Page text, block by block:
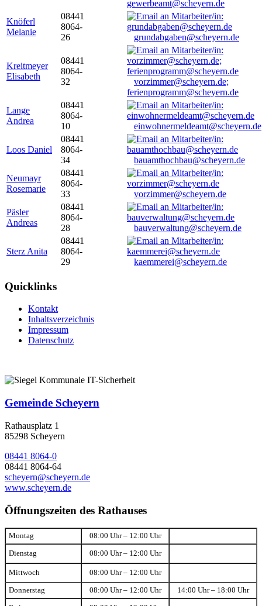
gewerbeamt@scheyern.de
Knöferl
Melanie
08441
8064-
26
grundabgaben@scheyern.de
Kreitmeyer
Elisabeth
08441
8064-
32
vorzimmer@scheyern.de;
ferienprogramm@scheyern.de
Lange
Andrea
08441
8064-
10
einwohnermeldeamt@scheyern.de
Loos Daniel
08441
8064-
34
bauamthochbau@scheyern.de
Neumayr
Rosemarie
08441
8064-
33
vorzimmer@scheyern.de
Päsler
Andreas
08441
8064-
28
bauverwaltung@scheyern.de
Sterz Anita
08441
8064-
29
kaemmerei@scheyern.de
Quicklinks
Kontakt
Inhaltsverzeichnis
Impressum
Datenschutz
Gemeinde Scheyern
Rathausplatz 1
85298 Scheyern
08441 8064-0
08441 8064-64
scheyern@scheyern.de
www.scheyern.de
Öffnungszeiten des Rathauses
Montag 08:00 Uhr – 12:00 Uhr
Dienstag 08:00 Uhr – 12:00 Uhr
Mittwoch 08:00 Uhr – 12:00 Uhr
Donnerstag 08:00 Uhr – 12:00 Uhr 14:00 Uhr – 18:00 Uhr